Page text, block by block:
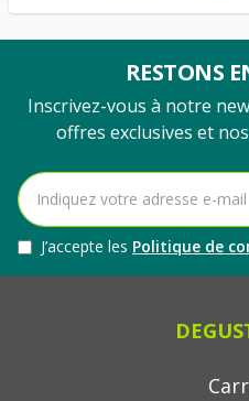
RESTONS
Inscrivez-vous à notre
offres exclusives et
J’accepte les Politique de